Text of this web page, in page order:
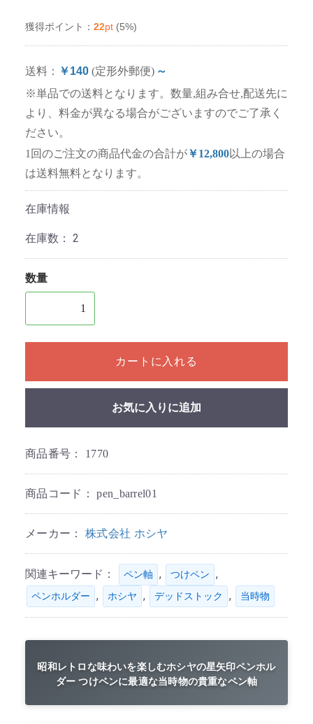
獲得ポイント： 22pt (5%)
送料： ￥140 (定形外郵便) ～
※単品での送料となります。数量,組み合せ,配送先に
より、料金が異なる場合がございますのでご了承く
ださい。
1回のご注文の商品代金の合計が￥12,800以上の場合
は送料無料となります。
在庫情報
在庫数： 2
数量
1個以上の数量を入力してください
カートに入れる
お気に入りに追加
商品番号： 1770
商品コード：pen_barrel01
メーカー： 株式会社 ホシヤ
関連キーワード： ペン軸 , つけペン ,
ペンホルダー , ホシヤ , デッドストック , 当時物
昭和レトロな味わいを楽しむホシヤの星矢印ペンホル
ダー つけペンに最適な当時物の貴重なペン軸